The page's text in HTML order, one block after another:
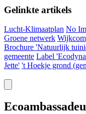
Gelinkte artikels
Lucht-Klimaatplan No
Groene netwerk
Brochure 'Natuurlijk
gemeente Label
Jette' 't Hoekje grond